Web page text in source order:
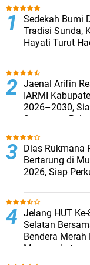
Sedekah Bumi
Tradisi Sunda,
Hayati Turut
Jaenal Arifin
IARMI
2026–2030,
Semangat Bela
Dias Rukmana
Bertarung di
2026, Siap
Jelang HUT
Selatan
Bendera
Masyarakat